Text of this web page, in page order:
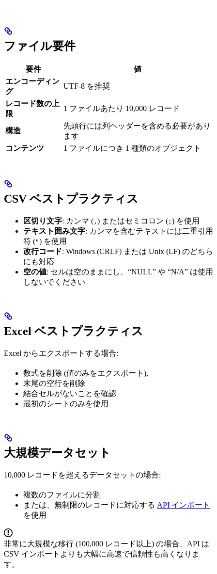
ファイル要件
要件
値
エンコーディン
グ
UTF-8 を推奨
レコード数の上
限
1 ファイルあたり 10,000 レコード
構造
先頭行には列ヘッダーを含める必要があり
ます
コンテンツ
1 ファイルにつき 1 種類のオブジェクト
CSV ベストプラクティス
区切り文字: カンマ ( , ) またはセミコロン ( ; ) を使用
テキスト囲み文字: カンマを含むテキストには二重引用
符 (") を使用
改行コード: Windows (CRLF) または Unix (LF) のどちら
にも対応
空の値: セルは空のままにし、“NULL” や “N/A” は使用
しないでください
Excel ベストプラクティス
Excel からエクスポートする場合:
数式を削除 (値のみをエクスポート),
末尾の空行を削除
結合セルがないことを確認
最初のシートのみを使用
大規模データセット
10,000 レコードを超えるデータセットの場合:
複数のファイルに分割
または、無制限のレコードに対応する API インポート
を使用
非常に大規模な移行 (100,000 レコード以上) の場合、API は
CSV インポートよりも大幅に高速で信頼性も高くなりま
す。